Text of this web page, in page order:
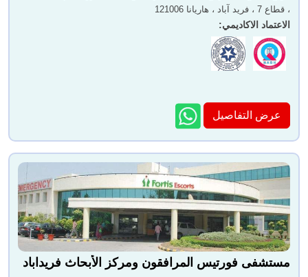
الدكتور جورديب سينغ
دكتور. ايلا جها د. روبال جوبتا
، قطاع 7 ، فريد آباد ، هاريانا 121006
الاعتماد الاكاديمي:
عرض التفاصيل
مستشفى فورتيس المرافقون ومركز الأبحاث فريداباد